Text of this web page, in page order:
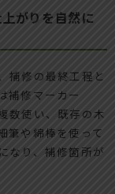
がりを自然に
補修の最終工程と
補修マーカー
数使い、既存の木
筆や綿棒を使って
なり、補修箇所が